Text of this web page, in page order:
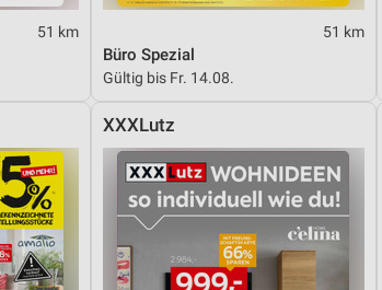
51 km 51 km
Büro Spezial
Gültig bis Fr. 14.08.
XXXLutz